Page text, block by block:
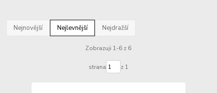
Nejnovější Nejlevnější Nejdražší
Zobrazuji 1-6 z 6
strana z 1